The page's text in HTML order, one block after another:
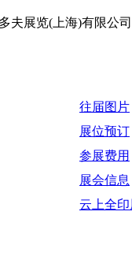
夫展览(上海)有限公司
往届图片
展位预订
参展费用
展会信息
云上全印